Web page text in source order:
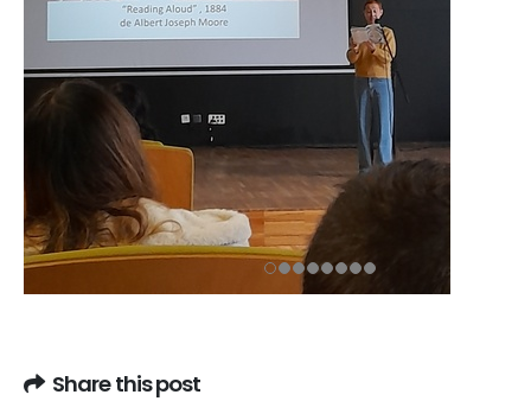
Share this post